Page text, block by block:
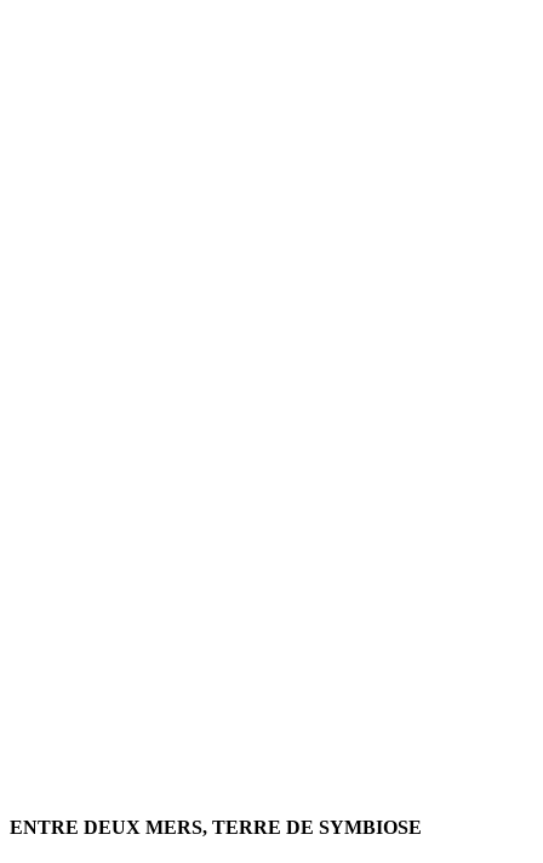
ENTRE DEUX MERS, TERRE DE SYMBIOSE